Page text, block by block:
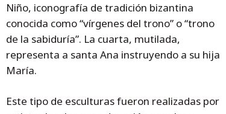
Niño, iconografía de tradición bizantina
conocida como “vírgenes del trono” o “trono
de la sabiduría”. La cuarta, mutilada,
representa a santa Ana instruyendo a su hija
María.
Este tipo de esculturas fueron realizadas por